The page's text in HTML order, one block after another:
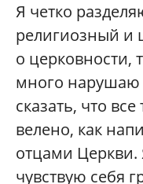
Я четко
религиозный и
о церковности,
много нарушаю
сказать, что
велено, как
отцами
чувствую себя